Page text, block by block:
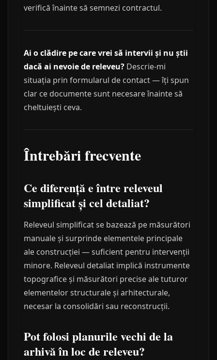
verifică înainte să semnezi contractul.
Ai o clădire pe care vrei să intervii și nu știi
dacă ai nevoie de releveu? Descrie-mi
situația prin formularul de contact — îți spun
clar ce documente sunt necesare înainte să
cheltuiești ceva.
Întrebări frecvente
Ce diferență e între releveul
simplificat și cel detaliat?
Releveul simplificat se bazează pe măsurători
manuale și surprinde elementele principale
ale construcției — suficient pentru intervenții
minore. Releveul detaliat implică instrumente
topografice și măsurători precise ale tuturor
elementelor structurale și arhitecturale,
necesar la consolidări sau reconstrucții.
Pot folosi planurile vechi de la
arhivă în loc de releveu?